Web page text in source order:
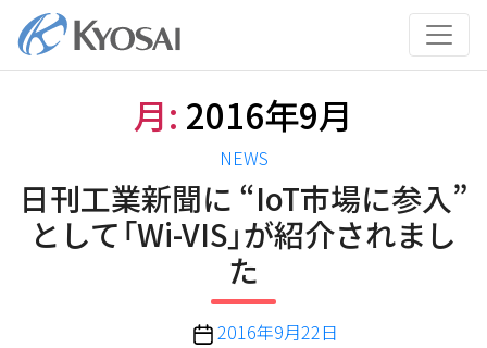
テ
月: 2016年9月
カ
テ
ゴ
リ
ー
NEWS
日刊工業新聞に “IoT市場に参入”
として「Wi-VIS」が紹介されまし
た
投 2016年9月22日